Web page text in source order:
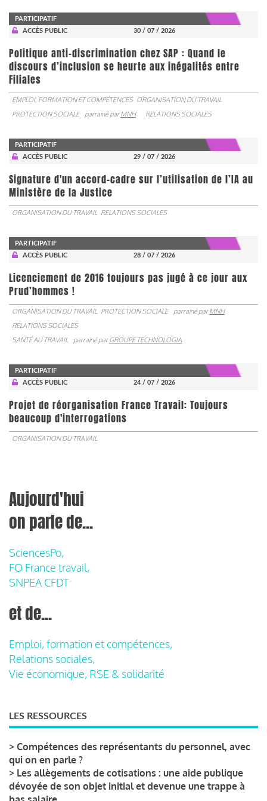
PARTICIPATIF
ACCÈS PUBLIC
30 / 07 / 2026
Politique anti-discrimination chez SAP : Quand le
discours d’inclusion se heurte aux inégalités entre
Filiales
EMPLOI, FORMATION ET COMPÉTENCES ORGANISATION DU TRAVAIL
PROTECTION SOCIALE
parrainé parMNH RELATIONS SOCIALES
PARTICIPATIF
ACCÈS PUBLIC
29 / 07 / 2026
Signature d'un accord-cadre sur l’utilisation de l’IA au
Ministère de la Justice
ORGANISATION DU TRAVAIL RELATIONS SOCIALES
PARTICIPATIF
ACCÈS PUBLIC
28 / 07 / 2026
Licenciement de 2016 toujours pas jugé à ce jour aux
Prud’hommes !
ORGANISATION DU TRAVAIL PROTECTION SOCIALE parrainé parMNH
RELATIONS SOCIALES
SANTÉ AU TRAVAIL
parrainé parGROUPE TECHNOLOGIA
PARTICIPATIF
ACCÈS PUBLIC
24 / 07 / 2026
Projet de réorganisation France Travail: Toujours
beaucoup d'interrogations
ORGANISATION DU TRAVAIL
Aujourd'hui
on parle de...
SciencesPo,
FO France travail,
SNPEA CFDT
et de...
Emploi, formation et compétences,
Relations sociales,
Vie économique, RSE & solidarité
LES RESSOURCES
> Compétences des représentants du personnel, avec
qui on en parle ?
> Les allègements de cotisations : une aide publique
dévoyée de son objet initial et devenue une trappe à